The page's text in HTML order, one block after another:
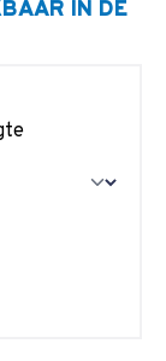
IN DE